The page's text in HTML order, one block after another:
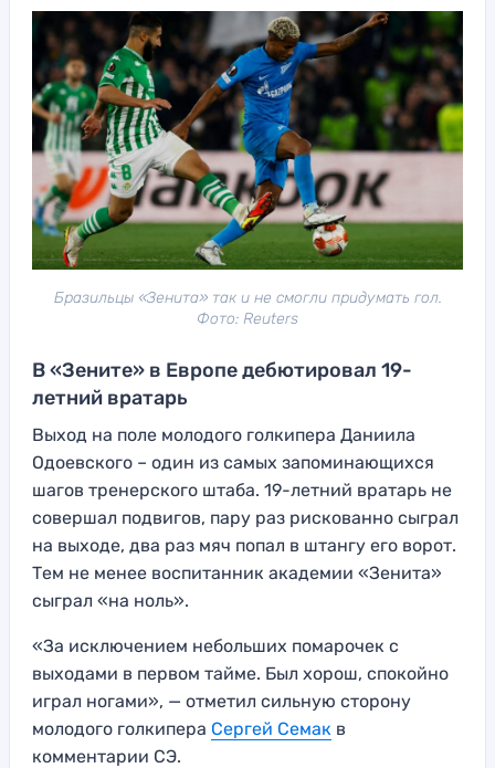
Бразильцы «Зенита» так и не смогли придумать гол.
Фото: Reuters
В «Зените» в Европе дебютировал 19-
летний вратарь
Выход на поле молодого голкипера Даниила
Одоевского – один из самых запоминающихся
шагов тренерского штаба. 19-летний вратарь не
совершал подвигов, пару раз рискованно сыграл
на выходе, два раз мяч попал в штангу его ворот.
Тем не менее воспитанник академии «Зенита»
сыграл «на ноль».
«За исключением небольших помарочек с
выходами в первом тайме. Был хорош, спокойно
играл ногами», — отметил сильную сторону
молодого голкипера Сергей Семак в
комментарии СЭ.